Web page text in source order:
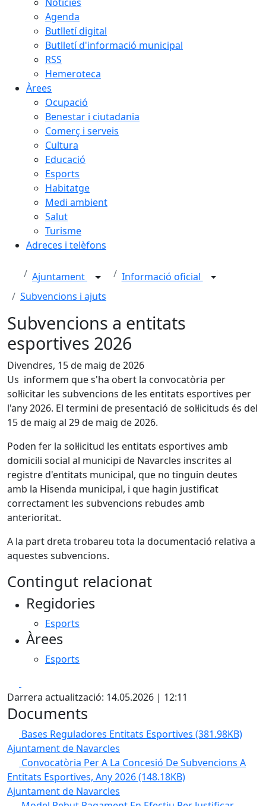
Agenda
Butlletí digital
Butlletí d'informació municipal
RSS
Hemeroteca
Àrees
Ocupació
Benestar i ciutadania
Comerç i serveis
Cultura
Educació
Esports
Habitatge
Medi ambient
Salut
Turisme
Adreces i telèfons
Ajuntament
Informació oficial
Subvencions i ajuts
Subvencions a entitats
esportives 2026
Divendres, 15 de maig de 2026
Us informem que s'ha obert la convocatòria per
sol·licitar les subvencions de les entitats esportives per
l'any 2026. El termini de presentació de sol·licituds és del
15 de maig al 29 de maig de 2026.
Poden fer la sol·licitud les entitats esportives amb
domicili social al municipi de Navarcles inscrites al
registre d'entitats municipal, que no tinguin deutes
amb la Hisenda municipal, i que hagin justificat
correctament les subvencions rebudes amb
anterioritat.
A la part dreta trobareu tota la documentació relativa a
aquestes subvencions.
Contingut relacionat
Regidories
Esports
Àrees
Esports
Darrera actualització: 14.05.2026 | 12:11
Documents
Bases Reguladores Entitats Esportives (381.98KB)
Ajuntament de Navarcles
Convocatòria Per A La Concesió De Subvencions A
Entitats Esportives, Any 2026(148.18KB)
Ajuntament de Navarcles